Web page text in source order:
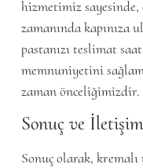
hizmetimiz sayesinde,
zamanında kapınıza
pastanızı teslimat
memnuniyetini
zaman önceliğimizdir.
Sonuç ve İletişim
Sonuç olarak, kremalı